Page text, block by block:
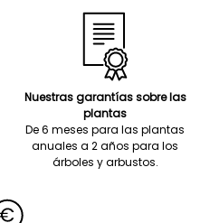
Nuestras garantías sobre las
plantas
De 6 meses para las plantas
anuales a 2 años para los
árboles y arbustos.